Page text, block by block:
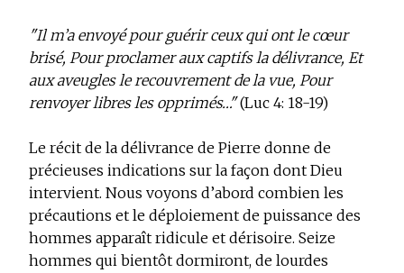
"Il m’a envoyé pour guérir ceux qui ont le cœur
brisé, Pour proclamer aux captifs la délivrance, Et
aux aveugles le recouvrement de la vue, Pour
renvoyer libres les opprimés…" (Luc 4: 18-19)
Le récit de la délivrance de Pierre donne de
précieuses indications sur la façon dont Dieu
intervient. Nous voyons d’abord combien les
précautions et le déploiement de puissance des
hommes apparaît ridicule et dérisoire. Seize
hommes qui bientôt dormiront, de lourdes